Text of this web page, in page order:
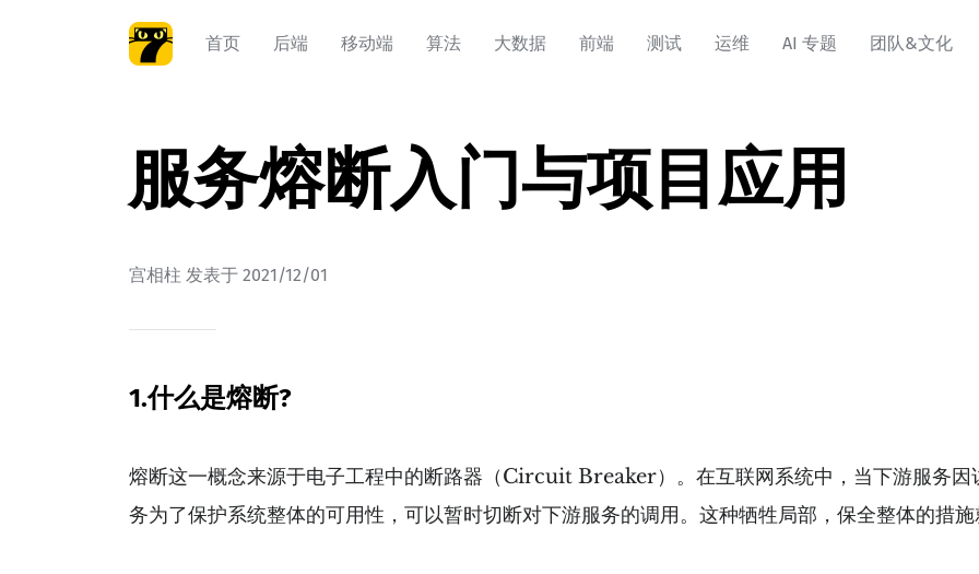
首页 后端 移动端 算法 大数据 前端 测试 运维 AI 专题 团队&文化
服务熔断入门与项目应用
宫相柱 发表于2021/12/01
1.什么是熔断?
熔断这一概念来源于电子工程中的断路器（Circuit Breaker）。在互联网系统中，当下游服务因
务为了保护系统整体的可用性，可以暂时切断对下游服务的调用。这种牺牲局部，保全整体的措施